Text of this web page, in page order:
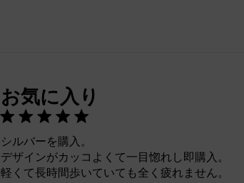
お気に入り
シルバーを購入。
デザインがカッコよくて一目惚れし即購入。
軽くて長時間歩いていても全く疲れません。